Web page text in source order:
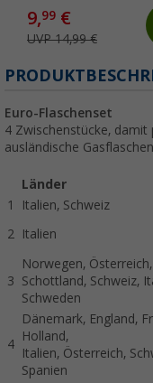
9,99 €
UVP 14,99 €
Euro-Flaschenset
4 Zwischenstücke,
ausländische
Länder
1
Italien, Schweiz
2
Italien
3
Norwegen,
Schottland, Schweiz,
Schweden
4
Dänemark, England,
Holland,
Italien, Österreich,
Spanien